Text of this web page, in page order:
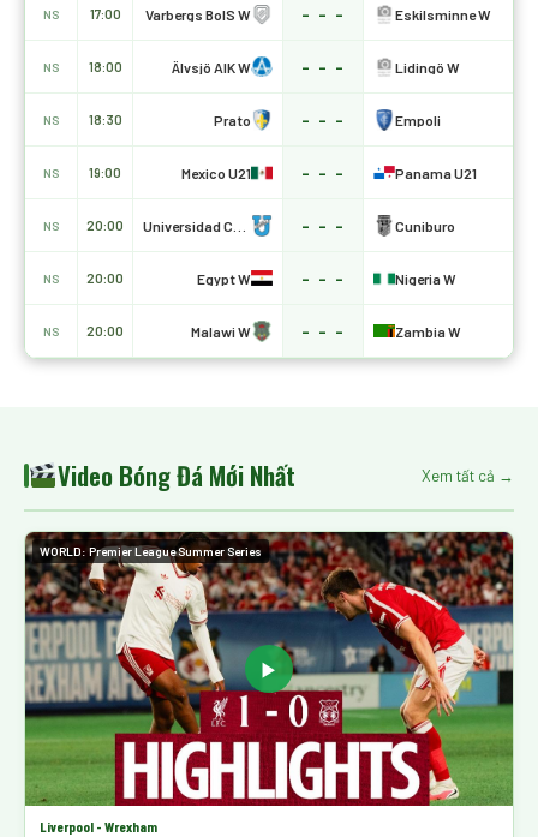
NS 17:00 Varbergs BoIS W - - - Eskilsminne W
NS 18:00 Älvsjö AIK W - - - Lidingö W
NS 18:30 Prato - - - Empoli
NS 19:00 Mexico U21 - - - Panama U21
NS 20:00 - - - Cuniburo
NS 20:00 Egypt W - - - Nigeria W
NS 20:00 Malawi W - - - Zambia W
Video Bóng Đá Mới Nhất Xem tất cả →
▶
WORLD: Premier League Summer Series
Liverpool - Wrexham